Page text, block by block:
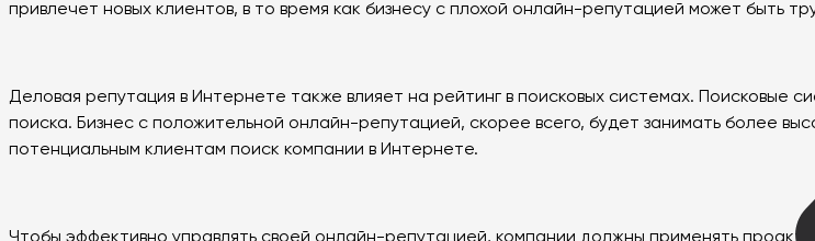
привлечет новых клиентов, в то время как бизнесу с плохой онлайн-репутацией может быть
Деловая репутация в Интернете также влияет на рейтинг в поисковых системах.
поиска. Бизнес с положительной онлайн-репутацией, скорее всего, будет занимать более
потенциальным клиентам поиск компании в Интернете.